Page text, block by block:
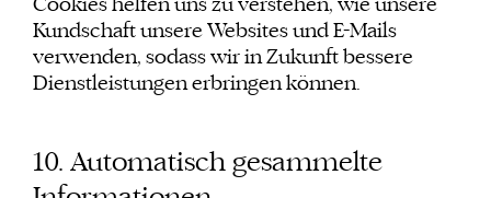
Cookies helfen uns zu verstehen, wie unsere
Kundschaft unsere Websites und E-Mails
verwenden, sodass wir in Zukunft bessere
Dienstleistungen erbringen können.
10. Automatisch gesammelte